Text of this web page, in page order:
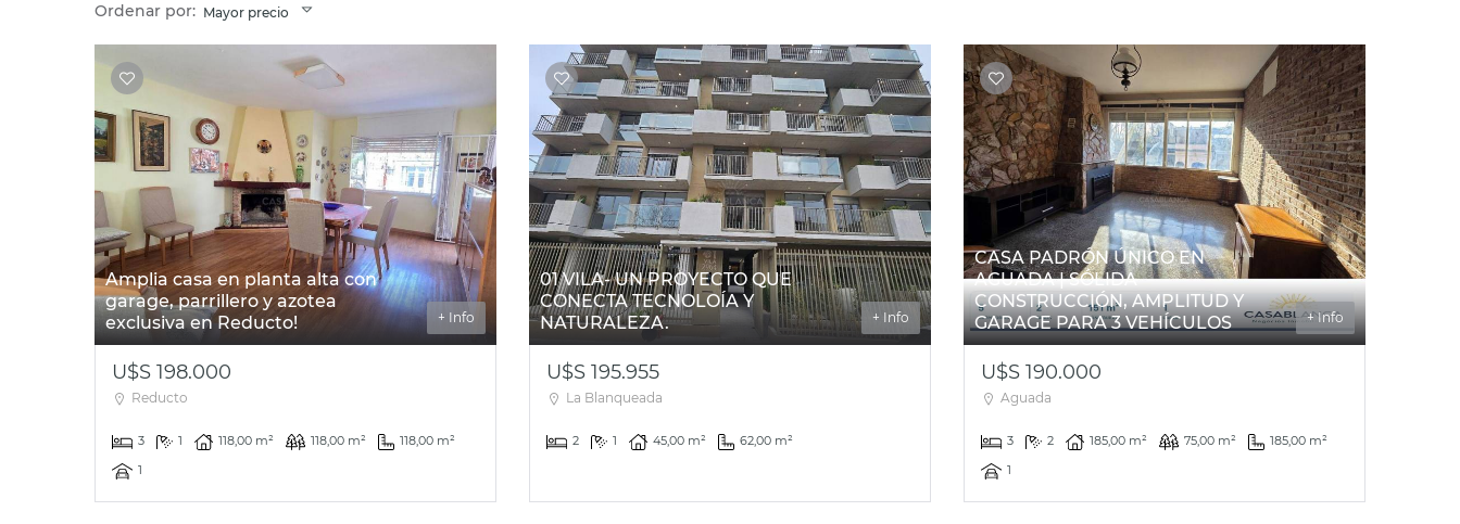
Ordenar por: Mayor precio
Amplia casa en planta alta con
garage, parrillero y azotea
exclusiva en Reducto!
+ Info
U$S 198.000
Reducto
3 1 118,00 m² 118,00 m²
118,00 m²
1
01 VILA- UN PROYECTO QUE
CONECTA TECNOLOÍA Y
NATURALEZA.
+ Info
U$S 195.955
La Blanqueada
2 1 45,00 m² 62,00 m²
CASA PADRÓN ÚNICO EN
AGUADA | SÓLIDA
CONSTRUCCIÓN, AMPLITUD Y
GARAGE PARA 3 VEHÍCULOS
+ Info
U$S 190.000
Aguada
3 2 185,00 m² 75,00 m²
185,00 m²
1